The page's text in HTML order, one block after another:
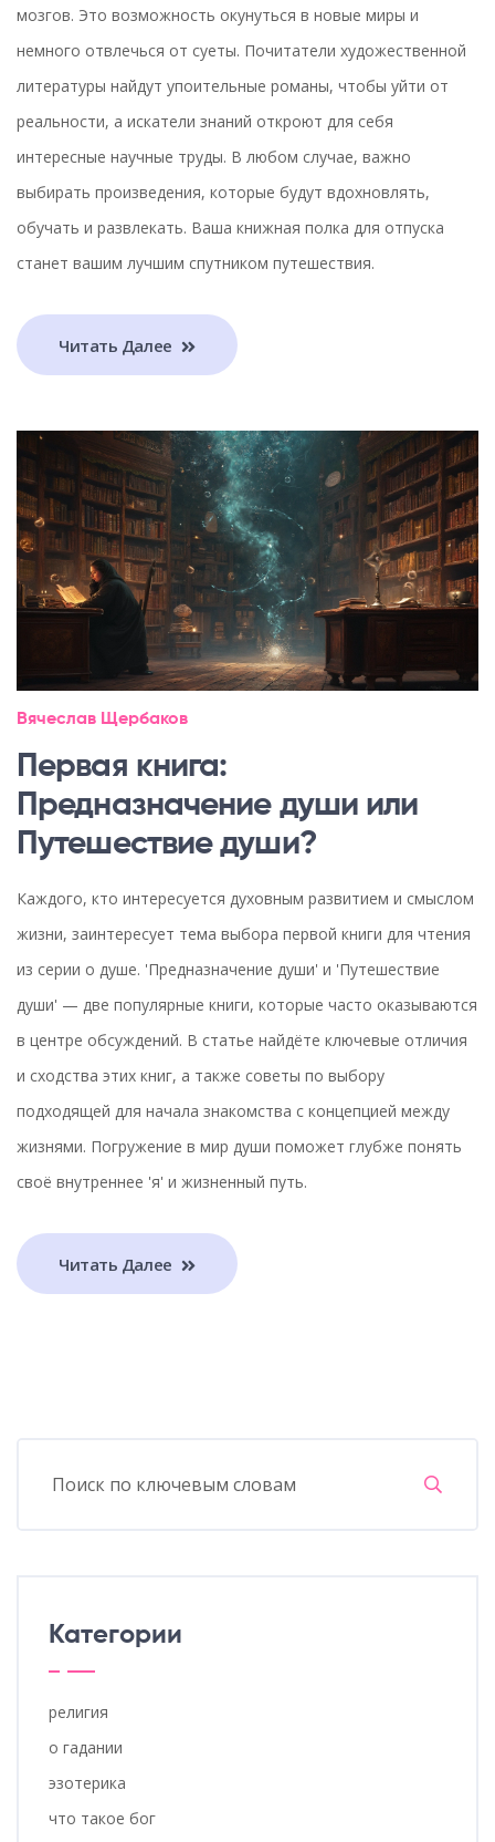
мозгов. Это возможность окунуться в новые миры и
немного отвлечься от суеты. Почитатели художественной
литературы найдут упоительные романы, чтобы уйти от
реальности, а искатели знаний откроют для себя
интересные научные труды. В любом случае, важно
выбирать произведения, которые будут вдохновлять,
обучать и развлекать. Ваша книжная полка для отпуска
станет вашим лучшим спутником путешествия.
Читать Далее
Вячеслав Щербаков
Первая книга:
Предназначение души или
Путешествие души?
Каждого, кто интересуется духовным развитием и смыслом
жизни, заинтересует тема выбора первой книги для чтения
из серии о душе. 'Предназначение души' и 'Путешествие
души' — две популярные книги, которые часто оказываются
в центре обсуждений. В статье найдёте ключевые отличия
и сходства этих книг, а также советы по выбору
подходящей для начала знакомства с концепцией между
жизнями. Погружение в мир души поможет глубже понять
своё внутреннее 'я' и жизненный путь.
Читать Далее
Категории
религия
о гадании
эзотерика
что такое бог